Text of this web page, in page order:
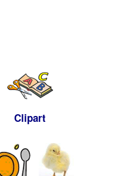
Clipart